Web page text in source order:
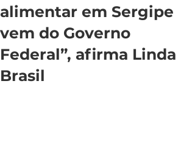
alimentar em Sergipe
vem do Governo
Federal”, afirma Linda
Brasil